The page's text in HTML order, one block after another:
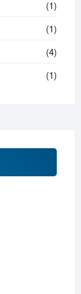
(1)
(1)
(4)
(1)